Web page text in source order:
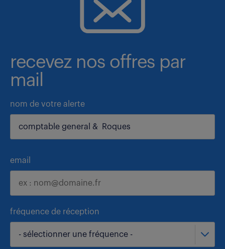
recevez nos offres par
mail
nom de votre alerte
email
fréquence de réception
- sélectionner une fréquence -